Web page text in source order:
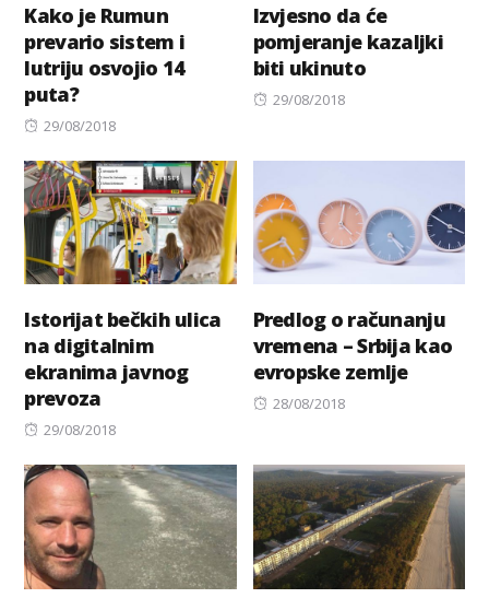
Kako je Rumun
prevario sistem i
lutriju osvojio 14
puta?
Posted
29/08/2018
Izvjesno da će
pomjeranje kazaljki
biti ukinuto
Posted
29/08/2018
Istorijat bečkih ulica
na digitalnim
ekranima javnog
prevoza
Posted
29/08/2018
Predlog o računanju
vremena – Srbija kao
evropske zemlje
Posted
28/08/2018